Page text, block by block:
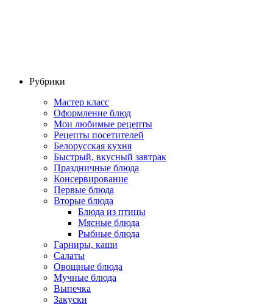
Рубрики
Мастер класс
Оформление блюд
Мои любимые рецепты
Рецепты посетителей
Белорусская кухня
Быстрый, вкусный завтрак
Праздничные блюда
Консервирование
Первые блюда
Вторые блюда
Блюда из птицы
Мясные блюда
Рыбные блюда
Гарниры, каши
Салаты
Овощные блюда
Мучные блюда
Выпечка
Закуски